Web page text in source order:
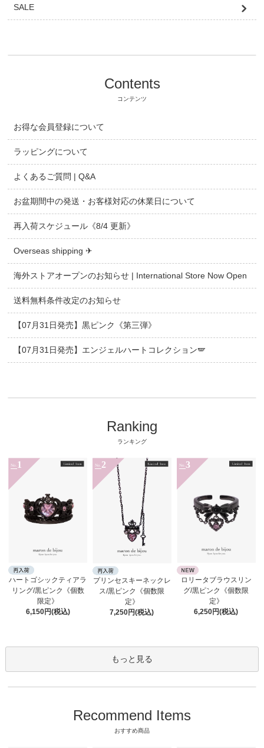
SALE
Contents
コンテンツ
お得な会員登録について
ラッピングについて
よくあるご質問 | Q&A
お盆期間中の発送・お客様対応の休業日について
再入荷スケジュール《8/4 更新》
Overseas shipping ✈
海外ストアオープンのお知らせ | International Store Now Open
送料無料条件改定のお知らせ
【07月31日発売】黒ピンク《第三弾》
【07月31日発売】エンジェルハートコレクション🪽
Ranking
ランキング
No. 1
ハートゴシックティアラ
リング/黒ピンク《個数
限定》
6,150円(税込)
No. 2
プリンセスキーネックレ
ス/黒ピンク《個数限
定》
7,250円(税込)
No. 3
ロリータブラウスリン
グ/黒ピンク《個数限
定》
6,250円(税込)
もっと見る
Recommend Items
おすすめ商品